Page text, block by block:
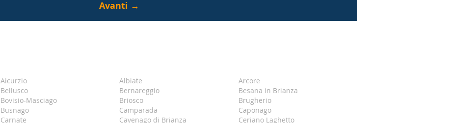
Aicurzio Albiate
Arcore
Bellusco Bernareggio
Besana in Brianza
Bovisio-Masciago Briosco
Brugherio
Busnago Camparada
Caponago
Carnate Cavenago di Brianza
Ceriano Laghetto